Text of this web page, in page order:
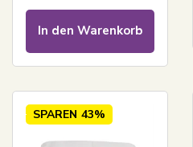
In den Warenkorb
SPAREN 43%